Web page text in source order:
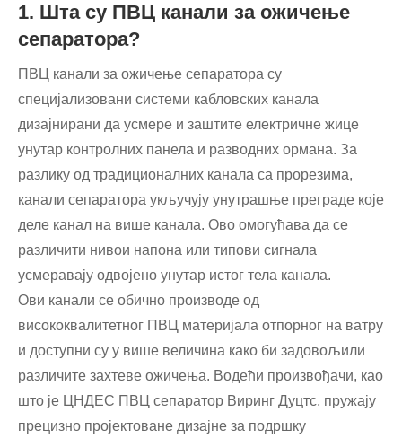
1. Шта су ПВЦ канали за ожичење
сепаратора?
ПВЦ канали за ожичење сепаратора су
специјализовани системи кабловских канала
дизајнирани да усмере и заштите електричне жице
унутар контролних панела и разводних ормана. За
разлику од традиционалних канала са прорезима,
канали сепаратора укључују унутрашње преграде које
деле канал на више канала. Ово омогућава да се
различити нивои напона или типови сигнала
усмеравају одвојено унутар истог тела канала.
Ови канали се обично производе од
висококвалитетног ПВЦ материјала отпорног на ватру
и доступни су у више величина како би задовољили
различите захтеве ожичења. Водећи произвођачи, као
што је ЦНДЕС ПВЦ сепаратор Виринг Дуцтс, пружају
прецизно пројектоване дизајне за подршку